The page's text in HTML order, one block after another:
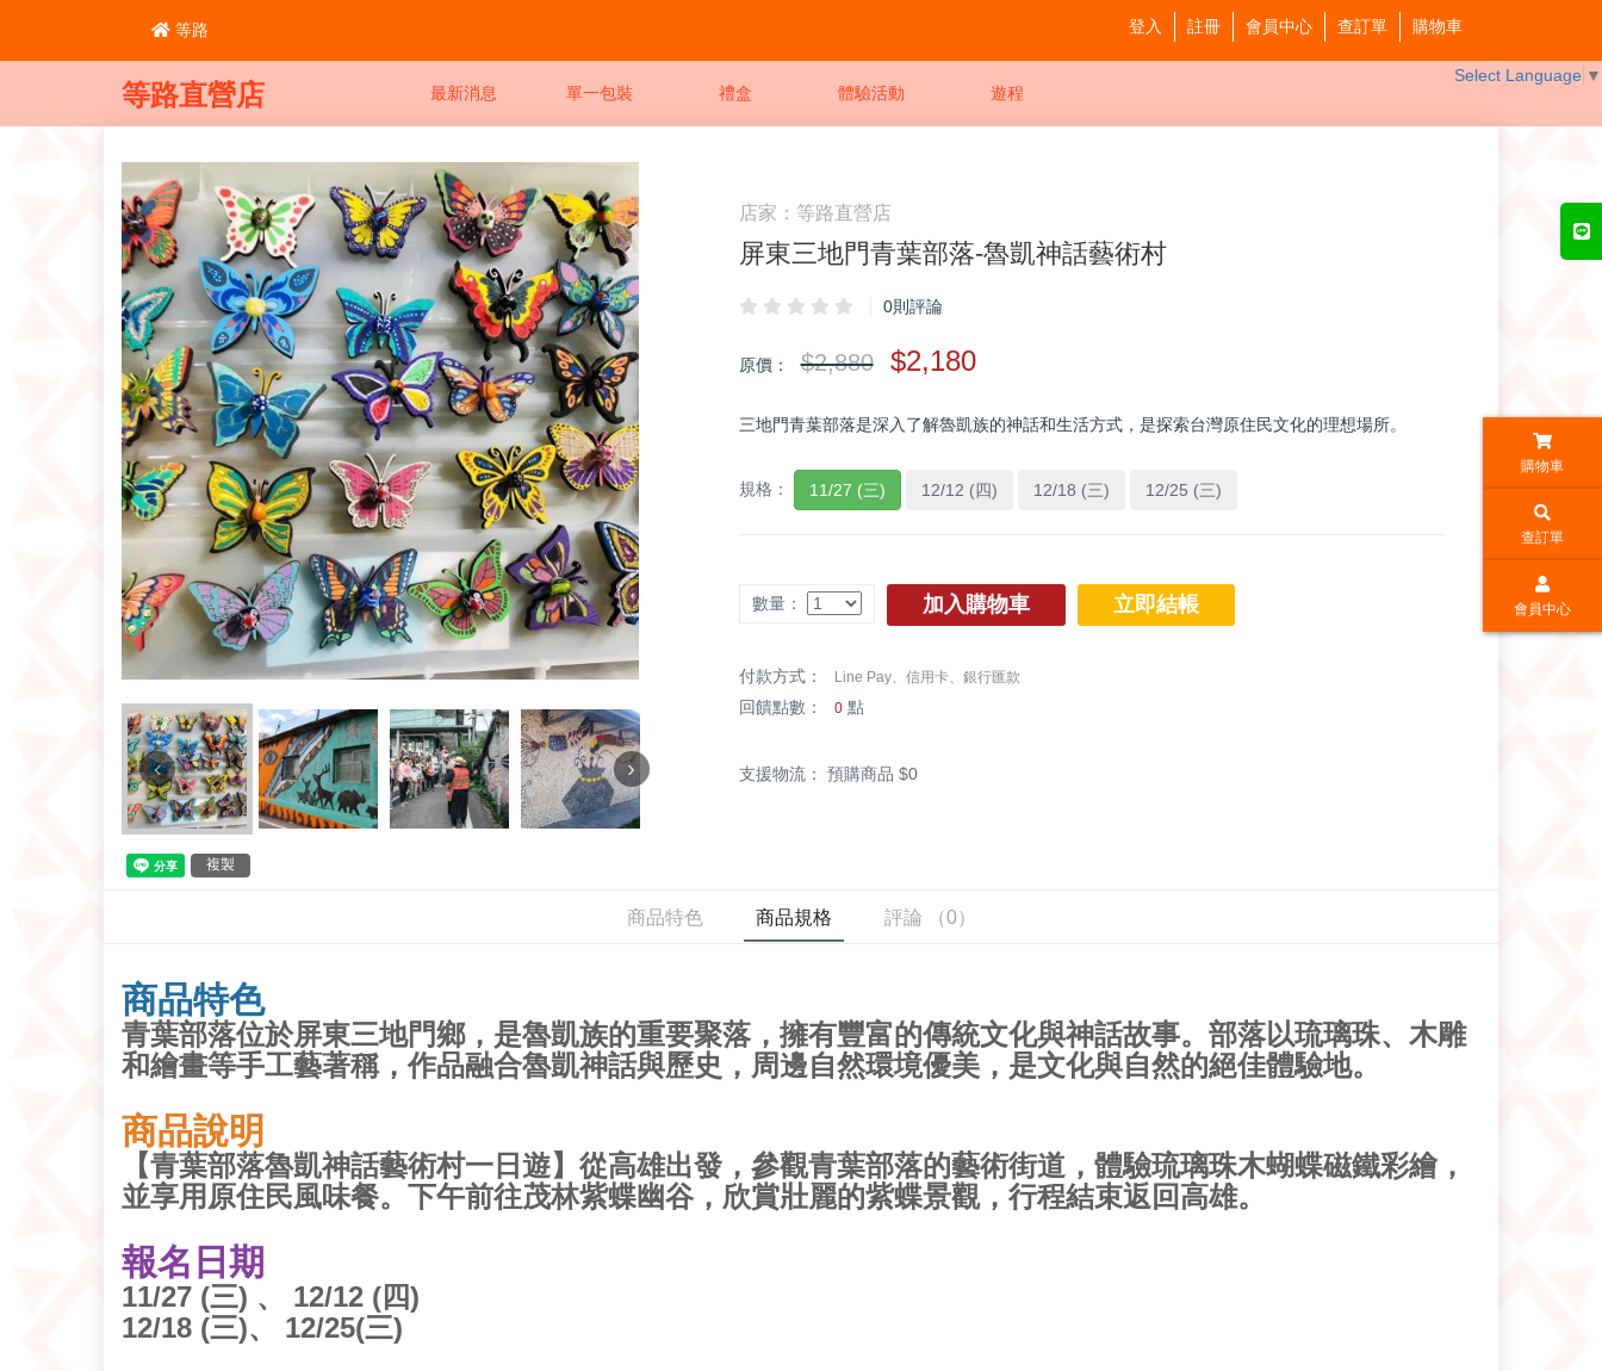
購物車
查訂單
會員中心
Select Language ▼
等路 登入 註冊 會員中心 查訂單 購物車
等路直營店 最新消息 單一包裝 禮盒 體驗活動 遊程
‹ ›
複製
店家：等路直營店
屏東三地門青葉部落-魯凱神話藝術村
0則評論
原價： $2,880 $2,180
三地門青葉部落是深入了解魯凱族的神話和生活方式，是探索台灣原住民文化的理想場所。
規格： 11/27 (三) 12/12 (四) 12/18 (三) 12/25 (三)
數量： 加入購物車 立即結帳
付款方式： Line Pay、信用卡、銀行匯款
回饋點數： 0點
支援物流： 預購商品 $0
商品特色 商品規格 評論 （0）
商品特色
青葉部落位於屏東三地門鄉，是魯凱族的重要聚落，擁有豐富的傳統文化與神話故事。部落以琉璃珠、木雕
和繪畫等手工藝著稱，作品融合魯凱神話與歷史，周邊自然環境優美，是文化與自然的絕佳體驗地。
商品說明
【青葉部落魯凱神話藝術村一日遊】從高雄出發，參觀青葉部落的藝術街道，體驗琉璃珠木蝴蝶磁鐵彩繪，
並享用原住民風味餐。下午前往茂林紫蝶幽谷，欣賞壯麗的紫蝶景觀，行程結束返回高雄。
報名日期
11/27 (三) 、 12/12 (四)
12/18 (三)、 12/25(三)